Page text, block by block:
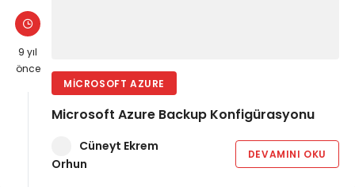
9 yıl
önce
MICROSOFT AZURE
Microsoft Azure Backup Konfigürasyonu
Cüneyt Ekrem
Orhun
DEVAMINI OKU